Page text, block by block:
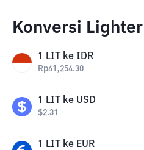
Konversi Lighter
1 LIT ke IDR
Rp41,254.30
1 LIT ke USD
$2.31
1 LIT ke EUR